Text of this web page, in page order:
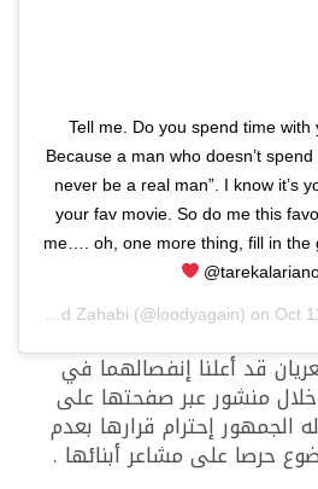
“ Tell me. Do you spend time with
Because a man who doesn’t
never be a real man”. I know it’s
your fav movie. So do me this
me…. oh, one more thing, fill in the
Khaled Zahabi (@loodyagain) on Oct
قد أعلنا إنفصالهما في
خلال منشور عبر صفحتها على
الجمهور إحترام قرارها بعدم
حرصا على مشاعر أبنائها .